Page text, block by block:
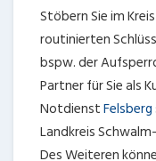
Stöbern Sie im
routinierten
bspw. der
Partner für Sie als
NotdienstFelsberg
Landkreis
Des Weiteren